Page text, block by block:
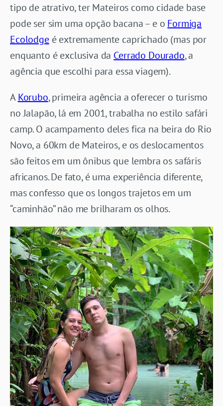
tipo de atrativo, ter Mateiros como cidade base
pode ser sim uma opção bacana – e o Formiga
Ecolodgeé extremamente caprichado (mas por
enquanto é exclusiva da Cerrado Dourado, a
agência que escolhi para essa viagem).
AKorubo, primeira agência a oferecer o turismo
no Jalapão, lá em 2001, trabalha no estilo safári
camp. O acampamento deles fica na beira do Rio
Novo, a 60km de Mateiros, e os deslocamentos
são feitos em um ônibus que lembra os safáris
africanos. De fato, é uma experiência diferente,
mas confesso que os longos trajetos em um
“caminhão” não me brilharam os olhos.